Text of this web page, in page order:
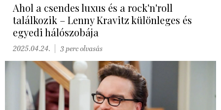
Ahol a csendes luxus és a rock'n'roll
találkozik – Lenny Kravitz különleges és
egyedi hálószobája
2025.04.24. 3 perc olvasás